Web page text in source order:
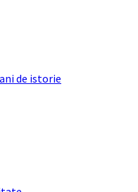
de istorie